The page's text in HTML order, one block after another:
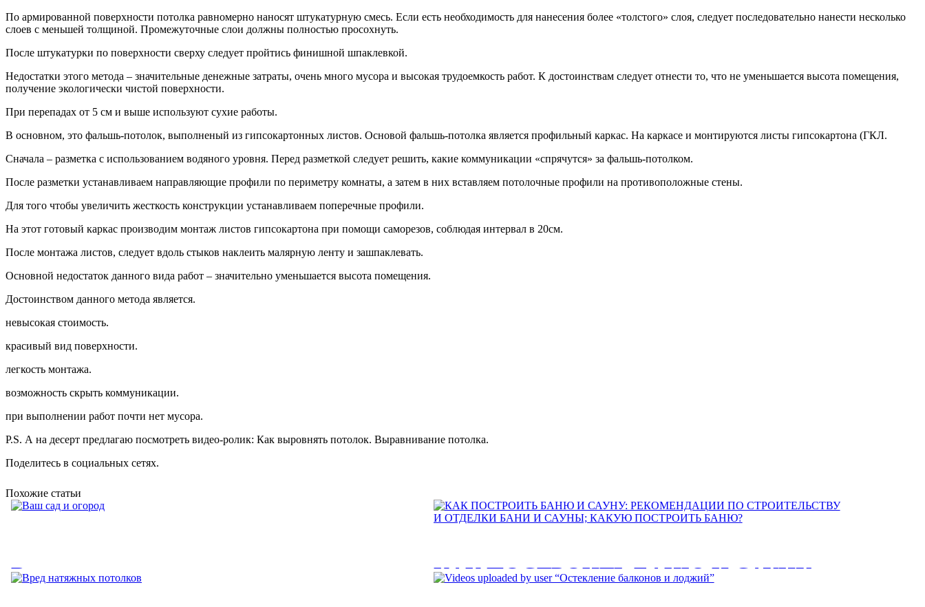
По армированной поверхности потолка равномерно наносят штукатурную смесь. Если есть необходимость для нанесения более «толстого» слоя, следует последовательно нанести несколько
слоев с меньшей толщиной. Промежуточные слои должны полностью просохнуть.
После штукатурки по поверхности сверху следует пройтись финишной шпаклевкой.
Недостатки этого метода – значительные денежные затраты, очень много мусора и высокая трудоемкость работ. К достоинствам следует отнести то, что не уменьшается высота помещения,
получение экологически чистой поверхности.
При перепадах от 5 см и выше используют сухие работы.
В основном, это фальшь-потолок, выполненый из гипсокартонных листов. Основой фальшь-потолка является профильный каркас. На каркасе и монтируются листы гипсокартона (ГКЛ.
Сначала – разметка с использованием водяного уровня. Перед разметкой следует решить, какие коммуникации «спрячутся» за фальшь-потолком.
После разметки устанавливаем направляющие профили по периметру комнаты, а затем в них вставляем потолочные профили на противоположные стены.
Для того чтобы увеличить жесткость конструкции устанавливаем поперечные профили.
На этот готовый каркас производим монтаж листов гипсокартона при помощи саморезов, соблюдая интервал в 20см.
После монтажа листов, следует вдоль стыков наклеить малярную ленту и зашпаклевать.
Основной недостаток данного вида работ – значительно уменьшается высота помещения.
Достоинством данного метода является.
невысокая стоимость.
красивый вид поверхности.
легкость монтажа.
возможность скрыть коммуникации.
при выполнении работ почти нет мусора.
P.S. А на десерт предлагаю посмотреть видео-ролик: Как выровнять потолок. Выравнивание потолка.
Поделитесь в социальных сетях.
Похожие статьи
Ваш сад и огород
КАК ПОСТРОИТЬ БАНЮ И САУНУ: